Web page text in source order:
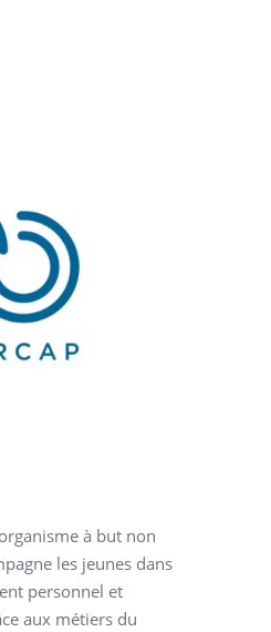
à but non
les jeunes dans
personnel et
aux métiers du